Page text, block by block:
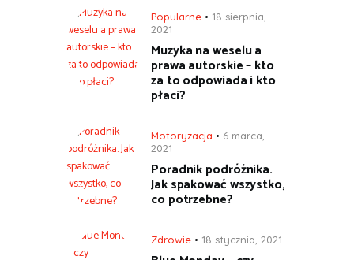
Popularne
18 sierpnia,
2021
Muzyka na weselu a
prawa autorskie – kto
za to odpowiada i kto
płaci?
Motoryzacja
6 marca,
2021
Poradnik podróżnika.
Jak spakować wszystko,
co potrzebne?
Zdrowie 18 stycznia, 2021